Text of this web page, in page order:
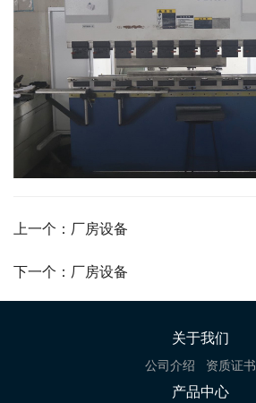
上一个：厂房设备
下一个：厂房设备
关于我们
公司介绍 资质证书
产品中心